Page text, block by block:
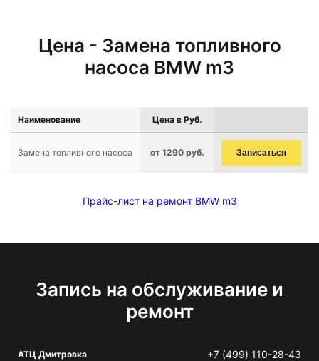
Цена - Замена топливного
насоса BMW m3
Наименование Цена в Руб.
Замена топливного насоса от 1290 руб. Записаться
Прайс-лист на ремонт BMW m3
Запись на обслуживание и
ремонт
АТЦ Дмитровка +7 (499) 110-28-43